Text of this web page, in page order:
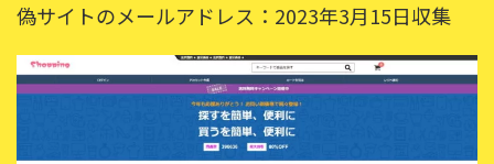
偽サイトのメールアドレス：2023年3月15日収集